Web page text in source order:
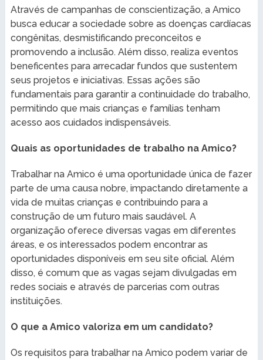
Através de campanhas de conscientização, a Amico
busca educar a sociedade sobre as doenças cardíacas
congênitas, desmistificando preconceitos e
promovendo a inclusão. Além disso, realiza eventos
beneficentes para arrecadar fundos que sustentem
seus projetos e iniciativas. Essas ações são
fundamentais para garantir a continuidade do trabalho,
permitindo que mais crianças e famílias tenham
acesso aos cuidados indispensáveis.
Quais as oportunidades de trabalho na Amico?
Trabalhar na Amico é uma oportunidade única de fazer
parte de uma causa nobre, impactando diretamente a
vida de muitas crianças e contribuindo para a
construção de um futuro mais saudável. A
organização oferece diversas vagas em diferentes
áreas, e os interessados podem encontrar as
oportunidades disponíveis em seu site oficial. Além
disso, é comum que as vagas sejam divulgadas em
redes sociais e através de parcerias com outras
instituições.
O que a Amico valoriza em um candidato?
Os requisitos para trabalhar na Amico podem variar de